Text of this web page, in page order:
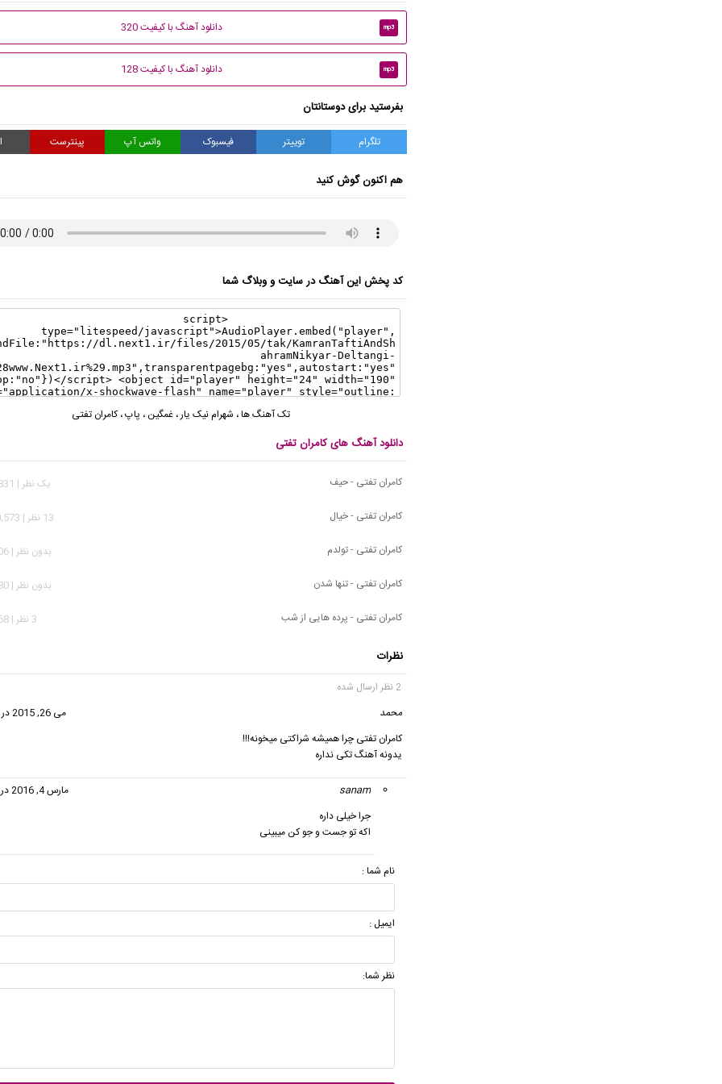
mp3 دانلود آهنگ با کیفیت 320
mp3 دانلود آهنگ با کیفیت 128
بفرستید برای دوستانتان
تلگرام توییتر فیسبوک واتس آپ پینترست
هم اکنون گوش کنید
کد پخش این آهنگ در سایت و وبلاگ شما
تک آهنگ ها، شهرام نیک یار،غمگین ، پاپ،کامران تفتی
دانلود آهنگ های کامران تفتی
کامران تفتی - حیف
يک نظر | 30,831 بازدید
کامران تفتی - خیال
13 نظر | 230,573 بازدید
کامران تفتی - تولدم
بدون نظر | 4,706 بازدید
کامران تفتی - تنها شدن
بدون نظر | 3,980 بازدید
کامران تفتی - پرده هایی از شب
3 نظر | 3,168 بازدید
نظرات
2 نظر ارسال شده
محمد
می 26, 2015 در 1:20 ب.ظ
کامران تفتی چرا همیشه شراکتی میخونه!!!
یدونه آهنگ تکی نداره
sanam
مارس 4, 2016 در 5:50 ب.ظ
جرا خیلی داره
اکه تو جست و جو کن میبینی
نام شما :
ایمیل :
نظر شما: